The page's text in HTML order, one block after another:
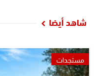
شاهد أيضا
مستجدات